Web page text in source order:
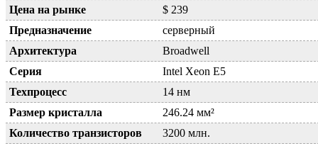
Цена на рынке
$ 239
Предназначение
серверный
Архитектура
Broadwell
Серия
Intel Xeon E5
Техпроцесс
14 нм
Размер кристалла
246.24 мм²
Количество транзисторов
3200 млн.